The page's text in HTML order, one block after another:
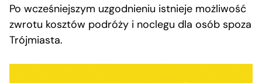
Po wcześniejszym uzgodnieniu istnieje możliwość
zwrotu kosztów podróży i noclegu dla osób spoza
Trójmiasta.